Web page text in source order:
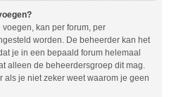
kan per forum, per
worden. De beheerder kan het
je in een bepaald forum helemaal
alleen de beheerdersgroep dit mag.
als je niet zeker weet waarom je geen